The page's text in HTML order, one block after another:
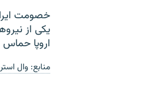
خصومت
یکی از
اروپا
منابع: وال